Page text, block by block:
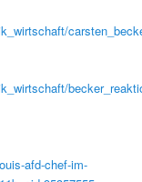
afd-chef-im-